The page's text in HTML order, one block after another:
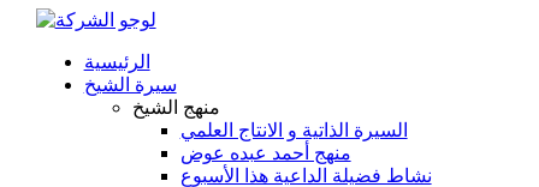
الرئيسية
سيرة الشيخ
منهج الشيخ
السيرة الذاتية و الانتاج العلمي
منهج أحمد عبده عوض
نشاط فضيلة الداعية هذا الأسبوع